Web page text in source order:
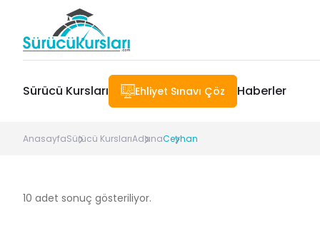
Sürücü Kursları Ehliyet Sınavı Çöz Haberler
AnasayfaSürücü KurslarıAdanaCeyhan
10 adet sonuç gösteriliyor.